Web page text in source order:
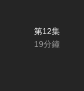
第12集
19分鐘